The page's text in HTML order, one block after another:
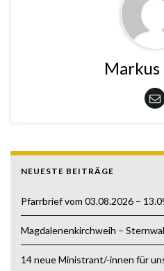
Markus
NEUESTE BEITRÄGE
Pfarrbrief vom 03.08.2026 –
Magdalenenkirchweih –
14 neue Ministrant/-innen für